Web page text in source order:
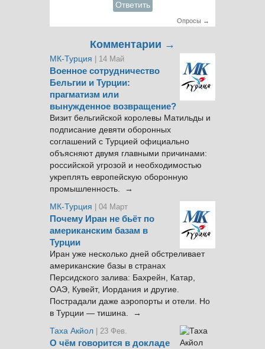
Ответить
Опросы →
Комментарии →
МК-Турция | 14 Май
Военное сотрудничество
Бельгии и Турции:
прагматизм или
вынужденное возвращение?
Визит бельгийской королевы Матильды и
подписание девяти оборонных
соглашений с Турцией официально
объясняют двумя главными причинами:
российской угрозой и необходимостью
укреплять европейскую оборонную
промышленность. →
МК-Турция
| 04 Март
Почему Иран не бьёт по
американским базам в
Турции
Иран уже несколько дней обстреливает
американские базы в странах
Персидского залива: Бахрейн, Катар,
ОАЭ, Кувейт, Иордания и другие.
Пострадали даже аэропорты и отели. Но
в Турции — тишина. →
Таха Акйол | 23 Фев.
О чём говорится в докладе